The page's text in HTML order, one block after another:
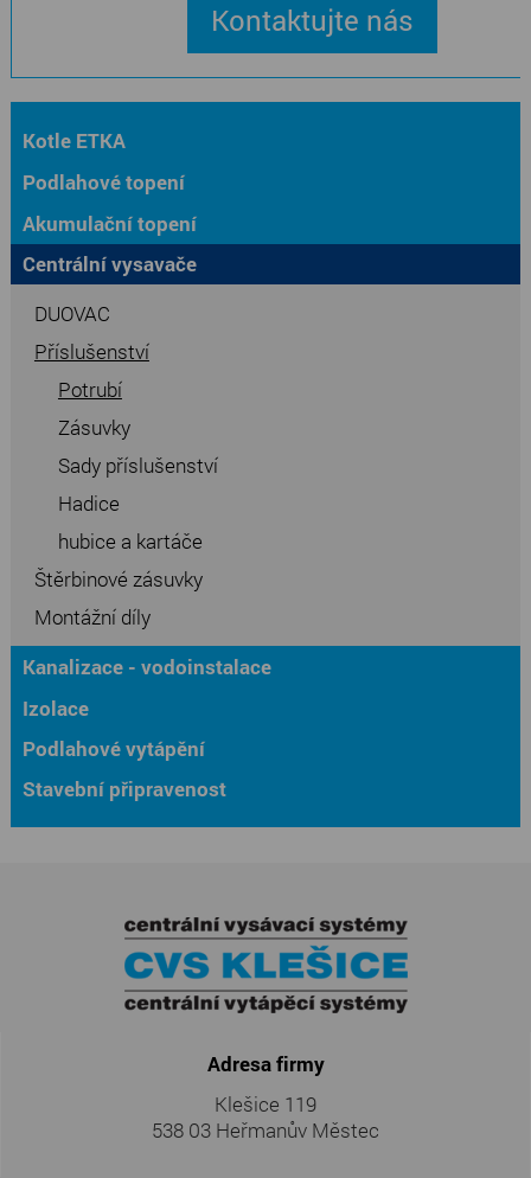
Kontaktujte nás
Kotle ETKA
Podlahové topení
Akumulační topení
Centrální vysavače
DUOVAC
Příslušenství
Potrubí
Zásuvky
Sady příslušenství
Hadice
hubice a kartáče
Štěrbinové zásuvky
Montážní díly
Kanalizace - vodoinstalace
Izolace
Podlahové vytápění
Stavební připravenost
Adresa firmy
Klešice 119
538 03 Heřmanův Městec